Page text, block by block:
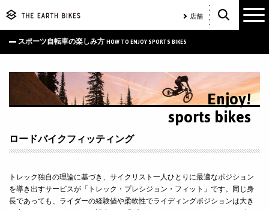
店舗
スポーツ自転車の楽しみ方 HOW TO ENJOY SPORTS BIKES
Enjoy!
sports bikes
ロードバイクフィッティング
トレック独自の理論に基づき、サイクリスト一人ひとりに最適なポジション
を導き出すサービスが「トレック・プレシジョン・フィット」です。同じ身
長であっても、ライダーの経験値や柔軟性でライディングポジションは大き